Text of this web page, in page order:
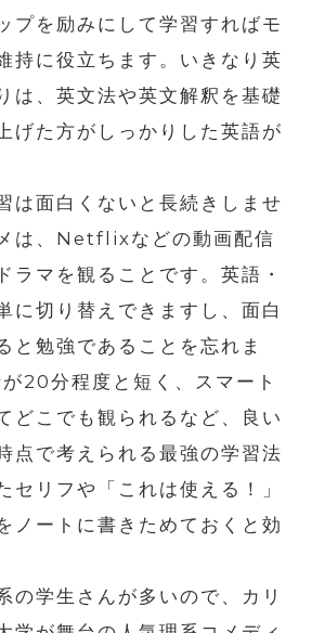
プを励みにして学習すればモ
持に役立ちます。いきなり英
は、英文法や英文解釈を基礎
げた方がしっかりした英語が
は面白くないと長続きしませ
は、Netflixなどの動画配信
ラマを観ることです。英語・
に切り替えできますし、面白
と勉強であることを忘れま
20分程度と短く、スマート
どこでも観られるなど、良い
点で考えられる最強の学習法
セリフや「これは使える！」
ノートに書きためておくと効
学生さんが多いので、カリ